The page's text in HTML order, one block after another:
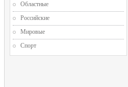
Областные
Российские
Мировые
Спорт